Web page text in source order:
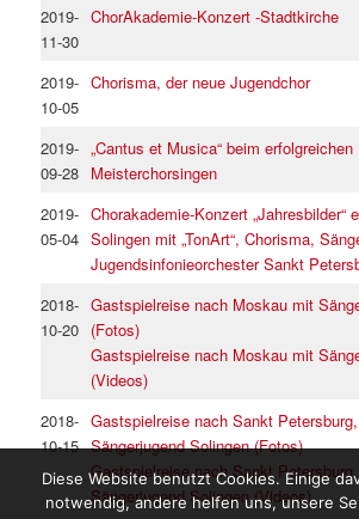
2019-
11-30
ChorAkademie-Konzert -Stadtkirche
2019-
10-05
Chorisma, der neue Jugendchor
2019-
09-28
„Cantus et Musica“ beim erfolgreichen
Meisterchorsingen
2019-
05-04
Chorakademie-Konzert „Jahresbilder“
Solingen mit „TonArt“, Chorisma,
Jugendsinfonieorchester Sankt
2018-
10-20
Gastspielreise nach Moskau mit
(Fotos)
Gastspielreise nach Moskau mit
(Videos)
2018-
10-15
Gastspielreise nach Sankt
Sängerjugend Solingen (Fotos)
Gastspielreise nach Sankt Petersburg,
Sängerjugend Solingen (Videos)
Diese Website benutzt Cookies. Einige
notwendig, andere helfen uns, unsere